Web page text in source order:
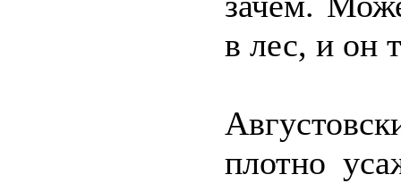
в лес, и он
плотно